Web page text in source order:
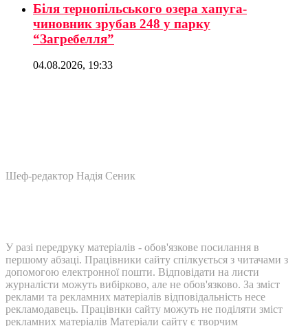
Біля тернопільського озера хапуга-
чиновник зрубав 248 у парку
“Загребелля”
04.08.2026, 19:33
Шеф-редактор Надія Сеник
У разі передруку матеріалів - обов'язкове посилання в
першому абзаці. Працівники сайту спілкується з читачами з
допомогою електронної пошти. Відповідати на листи
журналісти можуть вибірково, але не обов'язково. За зміст
реклами та рекламних матеріалів відповідальність несе
рекламодавець. Працівнки сайту можуть не поділяти зміст
рекламних матеріалів Матеріали сайту є творчим